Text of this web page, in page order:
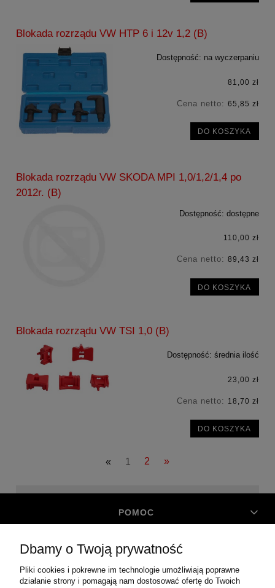
Blokada rozrządu VW HTP 6 i 12v 1,2 (B)
Dostępność: na wyczerpaniu
81,00 zł
Cena netto: 65,85 zł
DO KOSZYKA
Blokada rozrządu VW SKODA MPI 1,0/1,2/1,4 po
2012r. (B)
Dostępność: dostępne
110,00 zł
Cena netto: 89,43 zł
DO KOSZYKA
Blokada rozrządu VW TSI 1,0 (B)
Dostępność: średnia ilość
23,00 zł
Cena netto: 18,70 zł
DO KOSZYKA
« 1 2 »
POMOC
MOJE KONTO
Dbamy o Twoją prywatność
Pliki cookies i pokrewne im technologie umożliwiają poprawne
działanie strony i pomagają nam dostosować ofertę do Twoich